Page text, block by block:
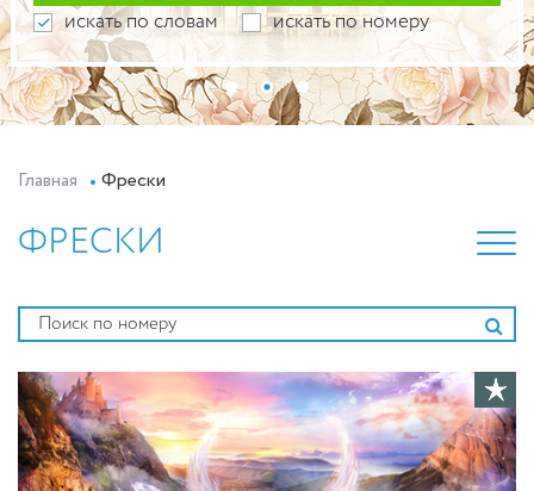
искать по словам искать по номеру
Главная Фрески
ФРЕСКИ